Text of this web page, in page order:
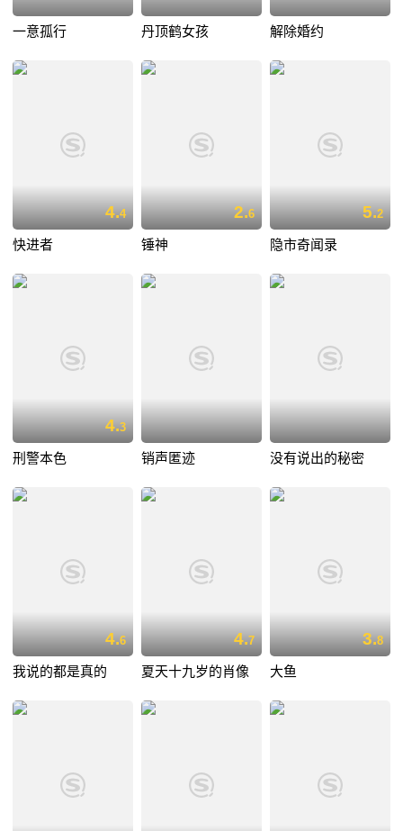
一意孤行 丹顶鹤女孩 解除婚约
4.4
快进者
2.6
锤神
5.2
隐市奇闻录
4.3
刑警本色 销声匿迹 没有说出的秘密
4.6
我说的都是真的
4.7
夏天十九岁的肖像
3.8
大鱼